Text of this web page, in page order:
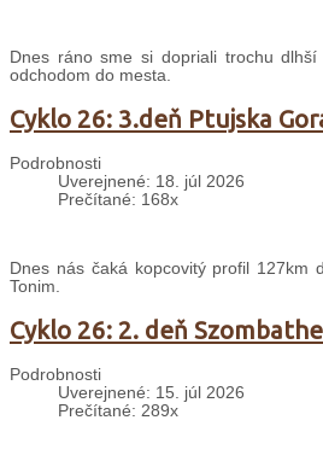
Dnes ráno sme si dopriali trochu
odchodom do mesta.
Cyklo 26: 3.deň Ptujska
Podrobnosti
Uverejnené: 18. júl 2026
Prečítané: 168x
Dnes nás čaká kopcovitý profil 127km
Tonim.
Cyklo 26: 2. deň
Podrobnosti
Uverejnené: 15. júl 2026
Prečítané: 289x